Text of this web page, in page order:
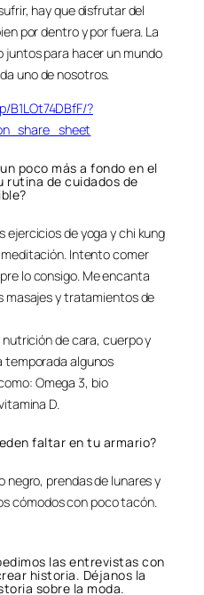
hay que disfrutar del
por dentro y por fuera. La
juntos para hacer un mundo
uno de nosotros.
B1LOt74DBfF/?
poco más a fondo en el
rutina de cuidados de
ejercicios de yoga y chi kung
Intento comer
lo consigo. Me encanta
masajes y tratamientos de
de cara, cuerpo y
temporada algunos
Omega 3, bio
D.
faltar en tu armario?
negro, prendas de lunares y
cómodos con poco tacón.
las entrevistas con
historia. Déjanos la
sobre la moda.